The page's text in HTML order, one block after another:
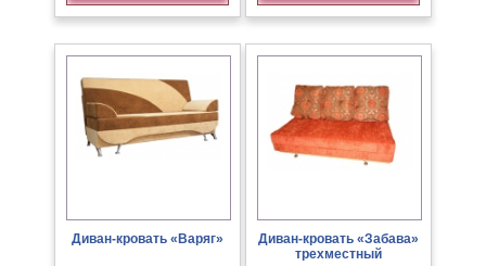
Диван-кровать «Варяг»
Диван-кровать «Забава»
трехместный